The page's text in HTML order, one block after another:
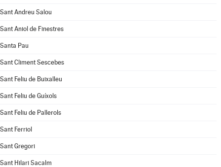
Sant Andreu Salou
Sant Aniol de Finestres
Santa Pau
Sant Climent Sescebes
Sant Feliu de Buixalleu
Sant Feliu de Guíxols
Sant Feliu de Pallerols
Sant Ferriol
Sant Gregori
Sant Hilari Sacalm